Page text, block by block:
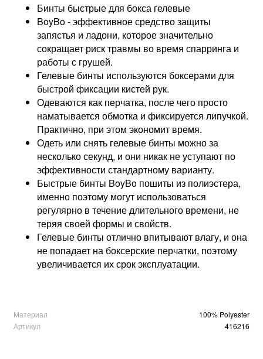
Бинты быстрые для бокса гелевые
BoyBo - эффективное средство защиты
запястья и ладони, которое значительно
сокращает риск травмы во время спарринга и
работы с грушей.
Гелевые бинты используются боксерами для
быстрой фиксации кистей рук.
Одеваются как перчатка, после чего просто
наматывается обмотка и фиксируется липучкой.
Практично, при этом экономит время.
Одеть или снять гелевые бинты можно за
несколько секунд, и они никак не уступают по
эффективности стандартному варианту.
Быстрые бинты BoyBo пошиты из полиэстера,
именно поэтому могут использоваться
регулярно в течение длительного времени, не
теряя своей формы и свойств.
Гелевые бинты отлично впитывают влагу, и она
не попадает на боксерские перчатки, поэтому
увеличивается их срок эксплуатации.
Материал
100% Polyester
Артикул
416216